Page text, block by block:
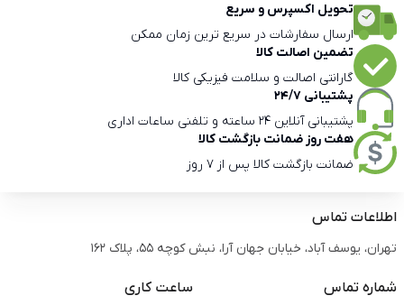
تحویل اکسپرس و سریع
ارسال سفارشات در سریع ترین زمان ممکن
تضمین اصالت کالا
گارانتی اصالت و سلامت فیزیکی کالا
پشتیبانی 24/7
پشتیبانی آنلاین 24 ساعته و تلفنی ساعات اداری
هفت روز ضمانت بازگشت کالا
ضمانت بازگشت کالا پس از 7 روز
اطلاعات تماس
تهران، یوسف آباد، خیابان جهان آرا، نبش کوچه 55، پلاک 162
شماره تماس ساعت کاری